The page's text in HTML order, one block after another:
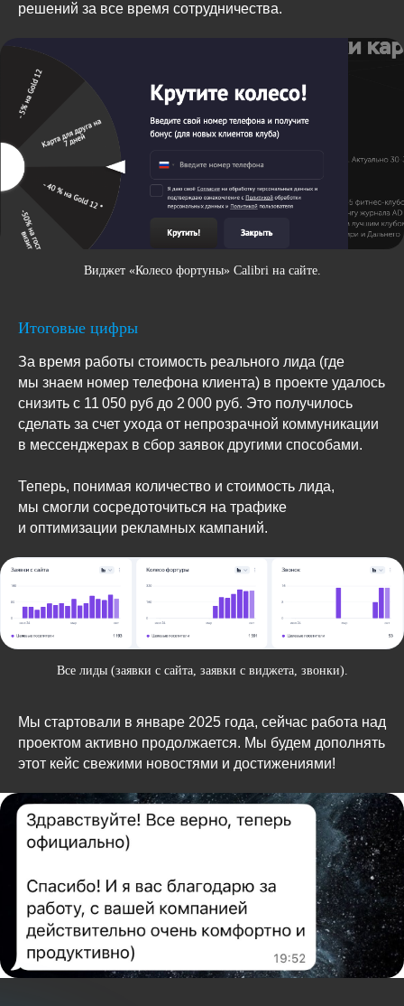
решений за все время сотрудничества.
Виджет «Колесо фортуны» Calibri на сайте.
Итоговые цифры
За время работы стоимость реального лида (где
мы знаем номер телефона клиента) в проекте удалось
снизить с 11 050 руб до 2 000 руб. Это получилось
сделать за счет ухода от непрозрачной коммуникации
в мессенджерах в сбор заявок другими способами.
Теперь, понимая количество и стоимость лида,
мы смогли сосредоточиться на трафике
и оптимизации рекламных кампаний.
Все лиды (заявки с сайта, заявки с виджета, звонки).
Мы стартовали в январе 2025 года, сейчас работа над
проектом активно продолжается. Мы будем дополнять
этот кейс свежими новостями и достижениями!